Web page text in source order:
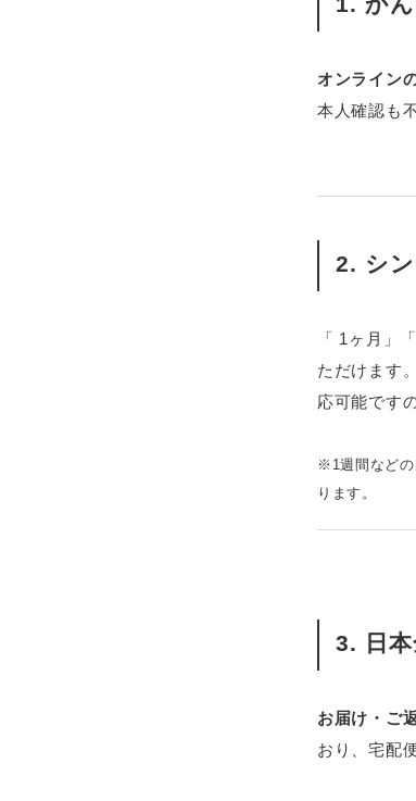
オンライン
本人確認も
2. シ
「 1ヶ月」
ただけます
応可能です
※1週間などの
ります。
3. 日
お届け・ご
おり、宅配